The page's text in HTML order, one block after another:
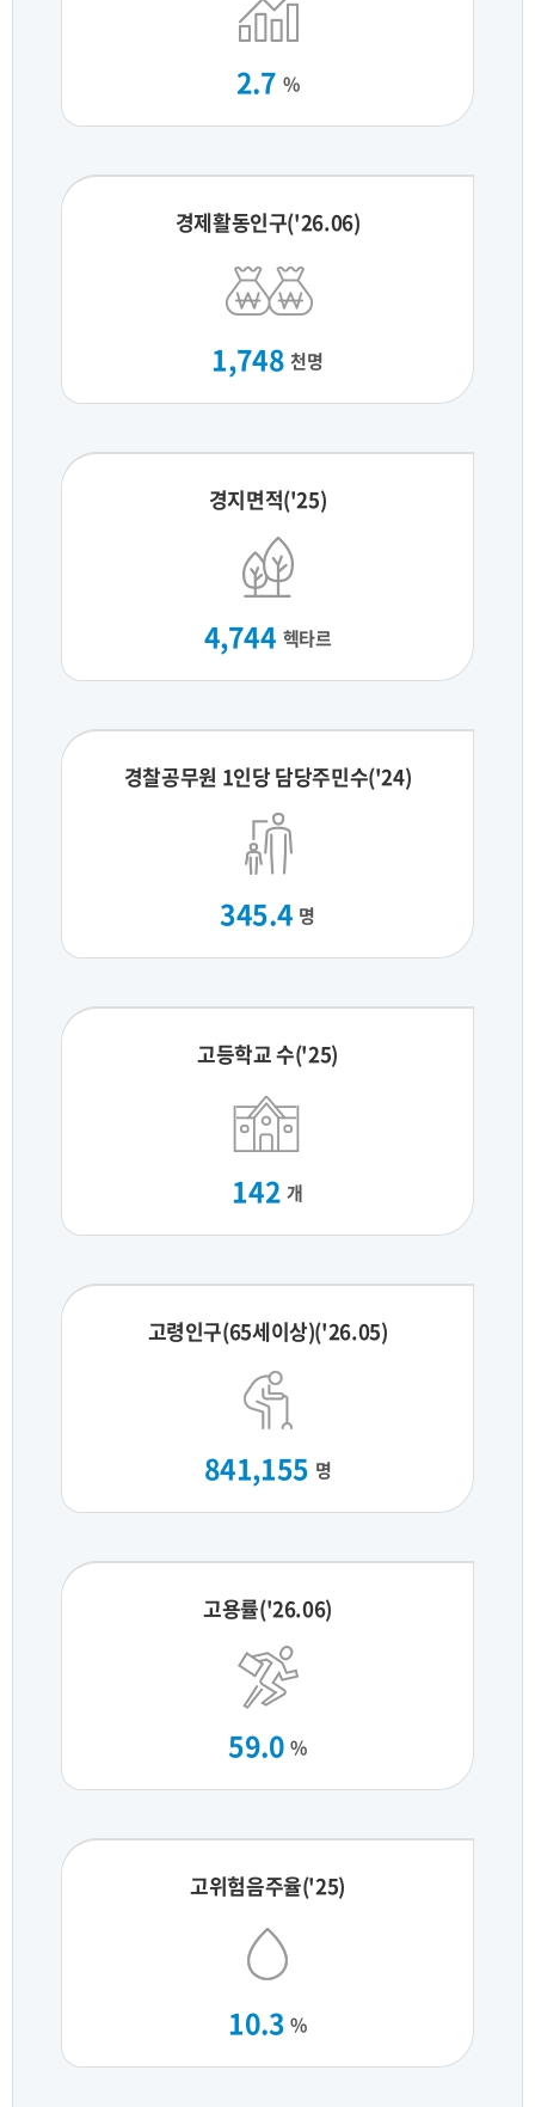
2.7 %
경제활동인구('26.06)
1,748 천명
경지면적('25)
4,744 헥타르
경찰공무원 1인당 담당주민수('24)
345.4 명
고등학교 수('25)
142 개
고령인구(65세이상)('26.05)
841,155 명
고용률('26.06)
59.0 %
고위험음주율('25)
10.3 %